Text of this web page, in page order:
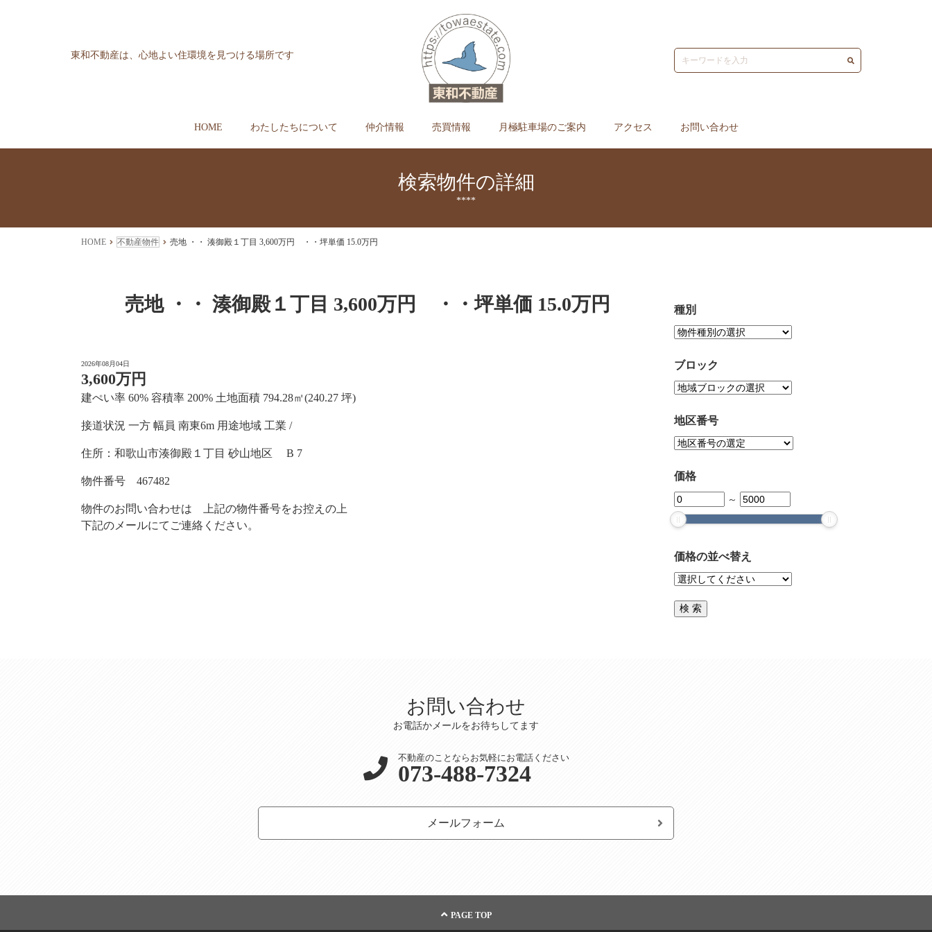
東和不動産は、心地よい住環境を見つける場所です
HOME わたしたちについて 仲介情報 売買情報 月極駐車場のご案内 アクセス お問い合わせ
検索物件の詳細
****
HOME 不動産物件 売地 ・・ 湊御殿１丁目 3,600万円 ・・坪単価 15.0万円
売地 ・・ 湊御殿１丁目 3,600万円 ・・坪単価 15.0万円
2026年08月04日
3,600万円
建ぺい率 60% 容積率 200% 土地面積 794.28㎡(240.27 坪)
接道状況 一方 幅員 南東6m 用途地域 工業 /
住所：和歌山市湊御殿１丁目 砂山地区 B 7
物件番号 467482
物件のお問い合わせは 上記の物件番号をお控えの上
下記のメールにてご連絡ください。
種別
ブロック
地区番号
価格
～
価格の並べ替え
お問い合わせ
お電話かメールをお待ちしてます
不動産のことならお気軽にお電話ください
073-488-7324
メールフォーム
PAGE TOP